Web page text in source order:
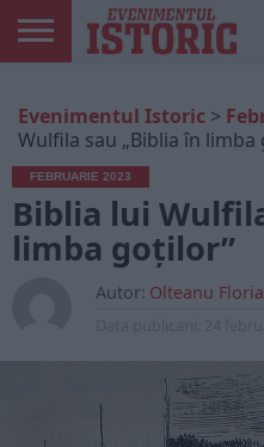
ONLINE
EDIȚII
TIPĂRITE
ISTORIC
PLAY
CONTUL
MEU
Evenimentul Istoric >
Wulfila sau „Biblia în limba
FEBRUARIE 2023
Biblia lui
limba goților”
Autor: Olteanu